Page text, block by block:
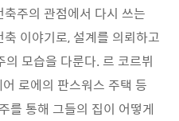
축주의 관점에서 다시 쓰는
축 이야기로, 설계를 의뢰하고
모습을 다룬다. 르 코르뷔
로에의 판스워스 주택 등
를 통해 그들의 집이 어떻게